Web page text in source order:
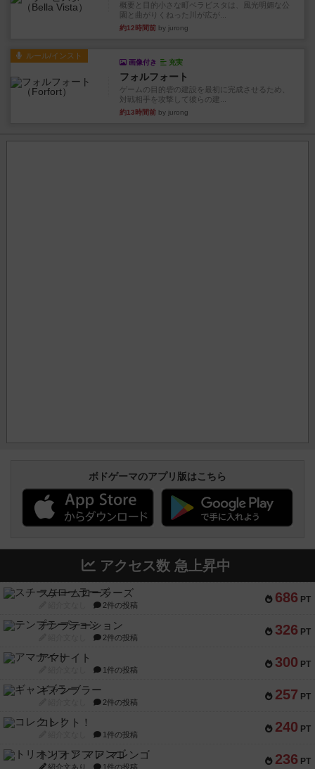
概要と目的小さな町ベラビスタは、風光明媚な公
園と曲がりくねった川が広が...
約12時間前 by jurong
ルール/インスト
画像付き 充実
フォルフォート
ゲームの目的砦の建設を最初に完成させるため、
対戦相手を攻撃して彼らの建...
約13時間前 by jurong
ボドゲーマのアプリ版はこちら
アクセス数 急上昇中
686 PT
スチームローラーズ
2件の投稿
326 PT
テンプテーション
2件の投稿
300 PT
アマナイト
1件の投稿
257 PT
ギャンブラー
2件の投稿
240 PT
コレクト！
1件の投稿
236 PT
トリオンフ ア マレンゴ
紹介文あり 1件の投稿